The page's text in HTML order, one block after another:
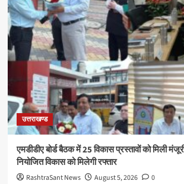
उत्तराखण्ड
एमडीडीए बोर्ड बैठक में 25 विकास प्रस्तावों को मिली
नियोजित विकास को मिलेगी रफ्तार
RashtraSant News August 5, 2026 0